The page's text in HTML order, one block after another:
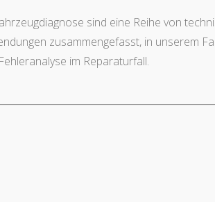
sind eine Reihe von
zusammengefasst, in unserem
im Reparaturfall.